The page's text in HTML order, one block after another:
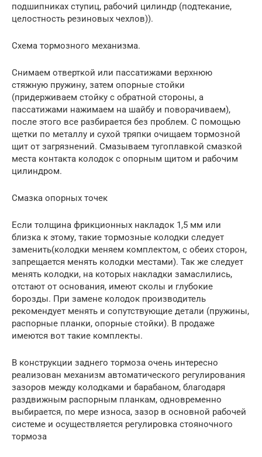
подшипниках ступиц, рабочий цилиндр (подтекание,
целостность резиновых чехлов)).
Схема тормозного механизма.
Снимаем отверткой или пассатижами верхнюю
стяжную пружину, затем опорные стойки
(придерживаем стойку с обратной стороны, а
пассатижами нажимаем на шайбу и поворачиваем),
после этого все разбирается без проблем. С помощью
щетки по металлу и сухой тряпки очищаем тормозной
щит от загрязнений. Смазываем тугоплавкой смазкой
места контакта колодок с опорным щитом и рабочим
цилиндром.
Смазка опорных точек
Если толщина фрикционных накладок 1,5 мм или
близка к этому, такие тормозные колодки следует
заменить(колодки меняем комплектом, с обеих сторон,
запрещается менять колодки местами). Так же следует
менять колодки, на которых накладки замаслились,
отстают от основания, имеют сколы и глубокие
борозды. При замене колодок производитель
рекомендует менять и сопутствующие детали (пружины,
распорные планки, опорные стойки). В продаже
имеются вот такие комплекты.
В конструкции заднего тормоза очень интересно
реализован механизм автоматического регулирования
зазоров между колодками и барабаном, благодаря
раздвижным распорным планкам, одновременно
выбирается, по мере износа, зазор в основной рабочей
системе и осуществляется регулировка стояночного
тормоза